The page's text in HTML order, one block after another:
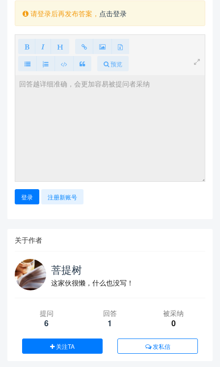
请登录后再发布答案， 点击登录
预览
登录 注册新账号
关于作者
菩提树
这家伙很懒，什么也没写！
提问
6
回答
1
被采纳
0
关注TA 发私信